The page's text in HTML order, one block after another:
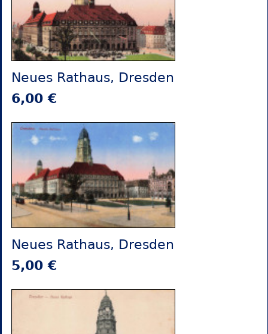
Neues Rathaus, Dresden
6,00 €
Neues Rathaus, Dresden
5,00 €